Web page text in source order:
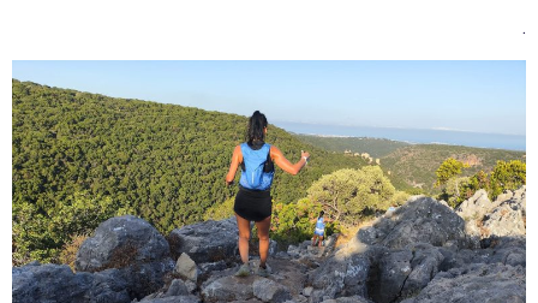
.